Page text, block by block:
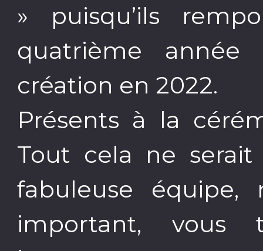
» puisqu’ils
quatrième année
création en 2022.
Présents à la
Tout cela ne serait
fabuleuse
important, vous